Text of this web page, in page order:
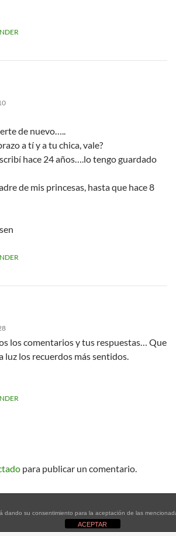
de nuevo…..
a tí y a tu chica, vale?
hace 24 años….lo tengo guardado
de mis princesas, hasta que hace 8
los comentarios y tus respuestas… Que
luz los recuerdos más sentidos.
para publicar un comentario.
su consentimiento para la aceptación de las
ACEPTAR